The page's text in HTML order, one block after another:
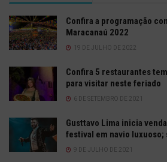
Confira a programação
Maracanaú 2022
19 DE JULHO DE 2022
Confira 5 restaurantes
para visitar neste feriado
6 DE SETEMBRO DE 2021
Gusttavo Lima inicia
festival em navio luxuoso;
9 DE JULHO DE 2021